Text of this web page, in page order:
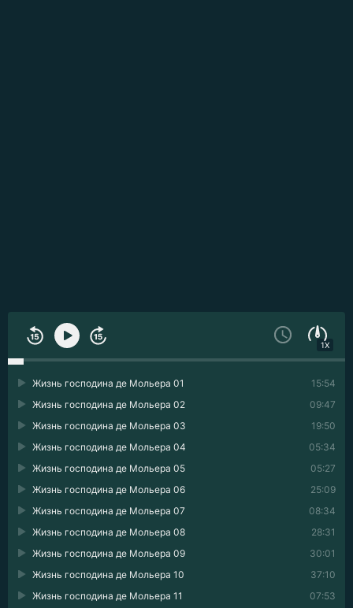
1X
15:54
Жизнь господина де Мольера 01
09:47
Жизнь господина де Мольера 02
19:50
Жизнь господина де Мольера 03
05:34
Жизнь господина де Мольера 04
05:27
Жизнь господина де Мольера 05
25:09
Жизнь господина де Мольера 06
08:34
Жизнь господина де Мольера 07
28:31
Жизнь господина де Мольера 08
30:01
Жизнь господина де Мольера 09
37:10
Жизнь господина де Мольера 10
07:53
Жизнь господина де Мольера 11